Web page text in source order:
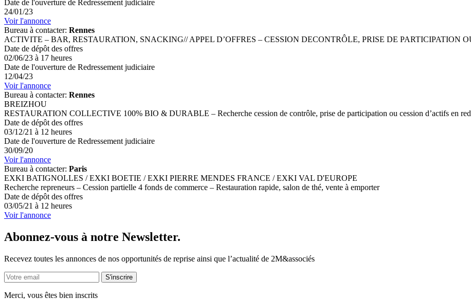
Date de l'ouverture de Redressement judiciaire
24/01/23
Voir l'annonce
Bureau à contacter: Rennes
ACTIVITE – BAR, RESTAURATION, SNACKING// APPEL D’OFFRES – CESSION DECONTRÔLE, PRISE DE PARTICIPATION
Date de dépôt des offres
02/06/23 à 17 heures
Date de l'ouverture de Redressement judiciaire
12/04/23
Voir l'annonce
Bureau à contacter: Rennes
BREIZHOU
RESTAURATION COLLECTIVE 100% BIO & DURABLE – Recherche cession de contrôle, prise de participation ou cession d’actifs en
Date de dépôt des offres
03/12/21 à 12 heures
Date de l'ouverture de Redressement judiciaire
30/09/20
Voir l'annonce
Bureau à contacter: Paris
EXKI BATIGNOLLES / EXKI BOETIE / EXKI PIERRE MENDES FRANCE / EXKI VAL D'EUROPE
Recherche repreneurs – Cession partielle 4 fonds de commerce – Restauration rapide, salon de thé, vente à emporter
Date de dépôt des offres
03/05/21 à 12 heures
Voir l'annonce
Abonnez-vous à notre Newsletter.
Recevez toutes les annonces de nos opportunités de reprise ainsi que l’actualité de 2M&associés
S'inscrire
Merci, vous êtes bien inscrits